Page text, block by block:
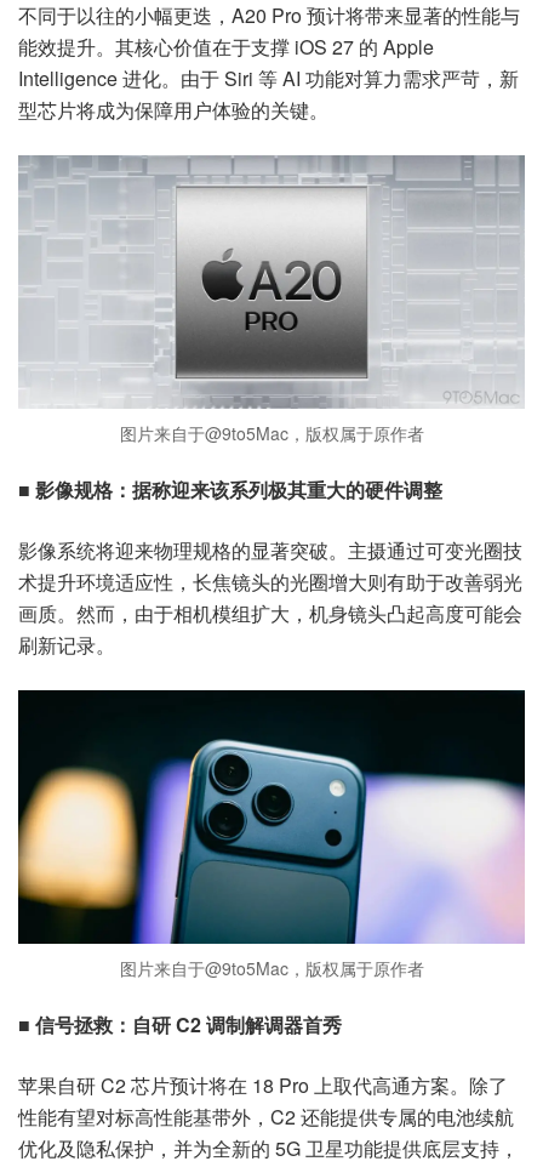
不同于以往的小幅更迭，A20 Pro 预计将带来显著的性能与
能效提升。其核心价值在于支撑 iOS 27 的 Apple
Intelligence 进化。由于 Siri 等 AI 功能对算力需求严苛，新
型芯片将成为保障用户体验的关键。
图片来自于@9to5Mac，版权属于原作者
■ 影像规格：据称迎来该系列极其重大的硬件调整
影像系统将迎来物理规格的显著突破。主摄通过可变光圈技
术提升环境适应性，长焦镜头的光圈增大则有助于改善弱光
画质。然而，由于相机模组扩大，机身镜头凸起高度可能会
刷新记录。
图片来自于@9to5Mac，版权属于原作者
■ 信号拯救：自研 C2 调制解调器首秀
苹果自研 C2 芯片预计将在 18 Pro 上取代高通方案。除了
性能有望对标高性能基带外，C2 还能提供专属的电池续航
优化及隐私保护，并为全新的 5G 卫星功能提供底层支持，